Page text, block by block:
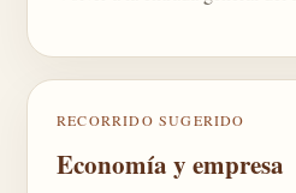
RECORRIDO SUGERIDO
Economía y empresa